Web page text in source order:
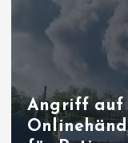
Angriff auf